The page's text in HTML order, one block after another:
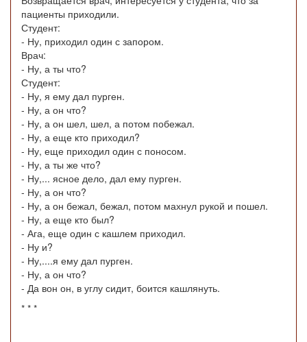
пациенты приходили.
Студент:
- Ну, приходил один с запором.
Врач:
- Ну, а ты что?
Студент:
- Ну, я ему дал пурген.
- Ну, а он что?
- Ну, а он шел, шел, а потом побежал.
- Ну, а еще кто приходил?
- Ну, еще приходил один с поносом.
- Ну, а ты же что?
- Ну,... ясное дело, дал ему пурген.
- Ну, а он что?
- Ну, а он бежал, бежал, потом махнул рукой и пошел.
- Ну, а еще кто был?
- Ага, еще один с кашлем приходил.
- Ну и?
- Ну,....я ему дал пурген.
- Ну, а он что?
- Да вон он, в углу сидит, боится кашлянуть.
* * *